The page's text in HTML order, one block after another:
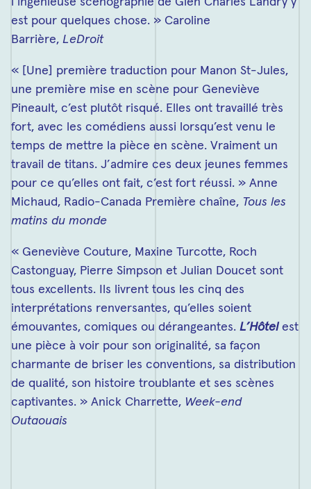
est pour quelques chose. » Caroline
Barrière, LeDroit
« [Une] première traduction pour Manon St-Jules,
une première mise en scène pour Geneviève
Pineault, c’est plutôt risqué. Elles ont travaillé très
fort, avec les comédiens aussi lorsqu’est venu le
temps de mettre la pièce en scène. Vraiment un
travail de titans. J’admire ces deux jeunes femmes
pour ce qu’elles ont fait, c’est fort réussi. » Anne
Michaud, Radio-Canada Première chaîne, Tous les
matins du monde
« Geneviève Couture, Maxine Turcotte, Roch
Castonguay, Pierre Simpson et Julian Doucet sont
tous excellents. Ils livrent tous les cinq des
interprétations renversantes, qu’elles soient
émouvantes, comiques ou dérangeantes. L’Hôtelest
une pièce à voir pour son originalité, sa façon
charmante de briser les conventions, sa distribution
de qualité, son histoire troublante et ses scènes
captivantes. » Anick Charrette, Week-end
Outaouais